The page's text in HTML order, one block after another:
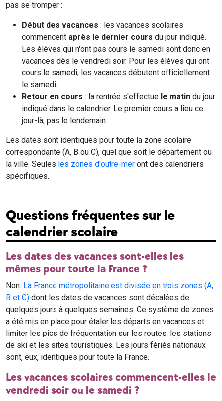
pas se tromper :
Début des vacances : les vacances scolaires
commencent après le dernier cours du jour indiqué.
Les élèves qui n'ont pas cours le samedi sont donc en
vacances dès le vendredi soir. Pour les élèves qui ont
cours le samedi, les vacances débutent officiellement
le samedi.
Retour en cours : la rentrée s'effectue le matin du jour
indiqué dans le calendrier. Le premier cours a lieu ce
jour-là, pas le lendemain.
Les dates sont identiques pour toute la zone scolaire
correspondante (A, B ou C), quel que soit le département ou
la ville. Seules les zones d'outre-mer ont des calendriers
spécifiques.
Questions fréquentes sur le
calendrier scolaire
Les dates des vacances sont-elles les
mêmes pour toute la France ?
Non. La France métropolitaine est divisée en trois zones (A,
B et C) dont les dates de vacances sont décalées de
quelques jours à quelques semaines. Ce système de zones
a été mis en place pour étaler les départs en vacances et
limiter les pics de fréquentation sur les routes, les stations
de ski et les sites touristiques. Les jours fériés nationaux
sont, eux, identiques pour toute la France.
Les vacances scolaires commencent-elles le
vendredi soir ou le samedi ?